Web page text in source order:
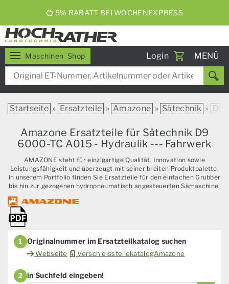
5% RABATT BEI WOCHENEXPRESS
Maschinen Shop Login
Toggle
MENÜ
Startseite » Ersatzteile » Amazone » Sätechnik » D9
Amazone Ersatzteile für Sätechnik D9
6000-TC A015 - Hydraulik --- Fahrwerk
AMAZONE steht für einzigartige Qualität, Innovation sowie
Leistungsfähigkeit und überzeugt mit seiner breiten Produktpalette.
In unserem Portfolio finden Sie Ersatzteile für den einfachen Grubber
bis hin zur gezogenen hydropneumatisch angesteuerten Sämaschine.
1 Originalnummer im Ersatzteilkatalog suchen
Webseite VerschleissteilekatalogAmazone
2 in Suchfeld eingeben!